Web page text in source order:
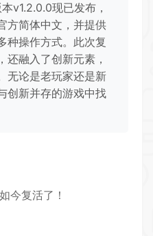
v1.2.0.0现已发布，
方简体中文，并提供
种操作方式。此次复
还融入了创新元素，
无论是老玩家还是新
创新并存的游戏中找
今复活了！